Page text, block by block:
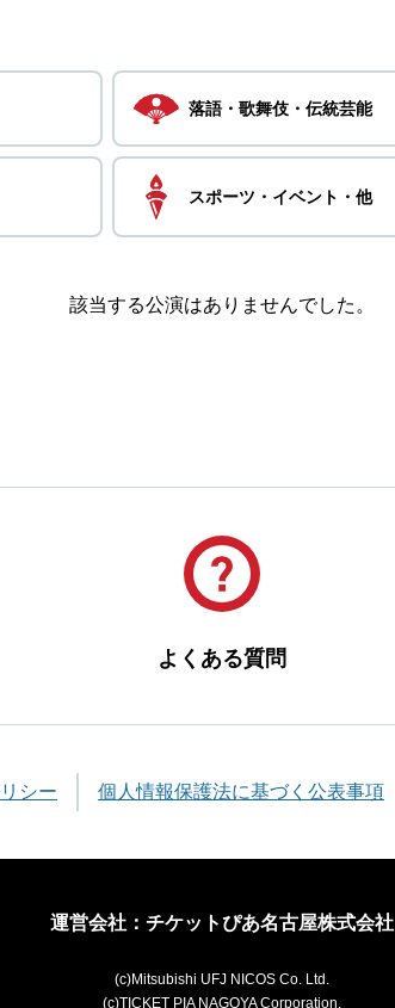
落語・歌舞伎・伝統芸能
スポーツ・ イベント・他
該当する公演はありませんでした。
よくある質問
シー 個人情報保護法に基づく公表事項
運営会社：チケットぴあ名古屋株式会社
(c)Mitsubishi UFJ NICOS Co. Ltd.
(c)TICKET PIA NAGOYA Corporation.